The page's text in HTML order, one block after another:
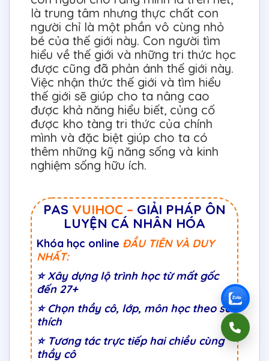
là trung tâm nhưng thực chất con
người chỉ là một phần vô cùng nhỏ
bé của thế giới này. Con người tìm
hiểu về thế giới và những tri thức học
được cũng đã phản ánh thế giới này.
Việc nhận thức thế giới và tìm hiểu
thế giới sẽ giúp cho ta nâng cao
được khả năng hiểu biết, củng cố
được kho tàng tri thức của chính
mình và đặc biệt giúp cho ta có
thêm những kỹ năng sống và kinh
nghiệm sống hữu ích.
PAS VUIHOC – GIẢI PHÁP ÔN
LUYỆN CÁ NHÂN HÓA
Khóa học online ĐẦU TIÊN VÀ DUY
NHẤT:
⭐Xây dựng lộ trình học từ mất gốc
đến 27+
⭐ Chọn thầy cô, lớp, môn học theo sở
thích
⭐ Tương tác trực tiếp hai chiều cùng
thầy cô